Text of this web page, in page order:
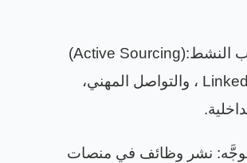
النشط(Active Sourcing):
، والتواصل المهني،
.
نشر وظائف في منصات